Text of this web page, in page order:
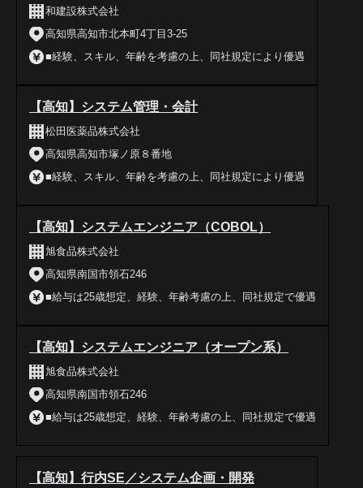
和建設株式会社
高知県高知市北本町4丁目3-25
■経験、スキル、年齢を考慮の上、同社規定により優遇
【高知】システム管理・会計
松田医薬品株式会社
高知県高知市塚ノ原８番地
■経験、スキル、年齢を考慮の上、同社規定により優遇
【高知】システムエンジニア（COBOL）
旭食品株式会社
高知県南国市領石246
■給与は25歳想定、経験、年齢考慮の上、同社規定で優遇
【高知】システムエンジニア（オープン系）
旭食品株式会社
高知県南国市領石246
■給与は25歳想定、経験、年齢考慮の上、同社規定で優遇
【高知】行内SE／システム企画・開発